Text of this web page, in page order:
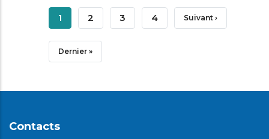
Pagination
Page
Courante
1 Page
2 Page
3 Page
4 Page
Suivant ›
Dernière
Dernier »
Contacts